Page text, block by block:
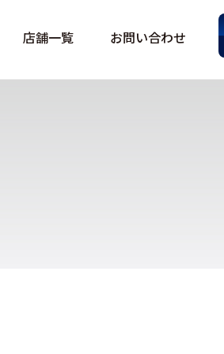
店舗一覧 お問い合わせ